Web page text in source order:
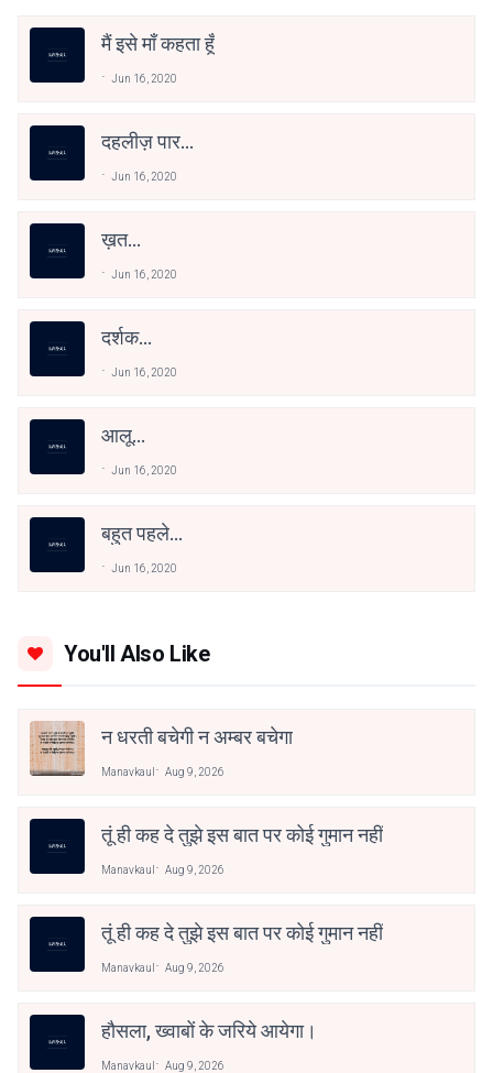
मैं इसे माँ कहता हूँ
Jun 16, 2020
दहलीज़ पार...
Jun 16, 2020
ख़त...
Jun 16, 2020
दर्शक...
Jun 16, 2020
आलू...
Jun 16, 2020
बहुत पहले...
Jun 16, 2020
You'll Also Like
न धरती बचेगी न अम्बर बचेगा
Manavkaul Aug 9, 2026
तूं ही कह दे तुझे इस बात पर कोई गुमान नहीं
Manavkaul Aug 9, 2026
तूं ही कह दे तुझे इस बात पर कोई गुमान नहीं
Manavkaul Aug 9, 2026
हौसला, ख्वाबों के जरिये आयेगा।
Manavkaul Aug 9, 2026